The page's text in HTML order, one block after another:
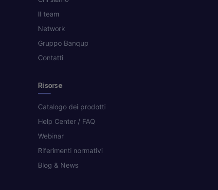
Il team
Network
Gruppo Banqup
Contatti
Risorse
Catalogo dei prodotti
Help Center / FAQ
Webinar
Riferimenti normativi
Blog & News